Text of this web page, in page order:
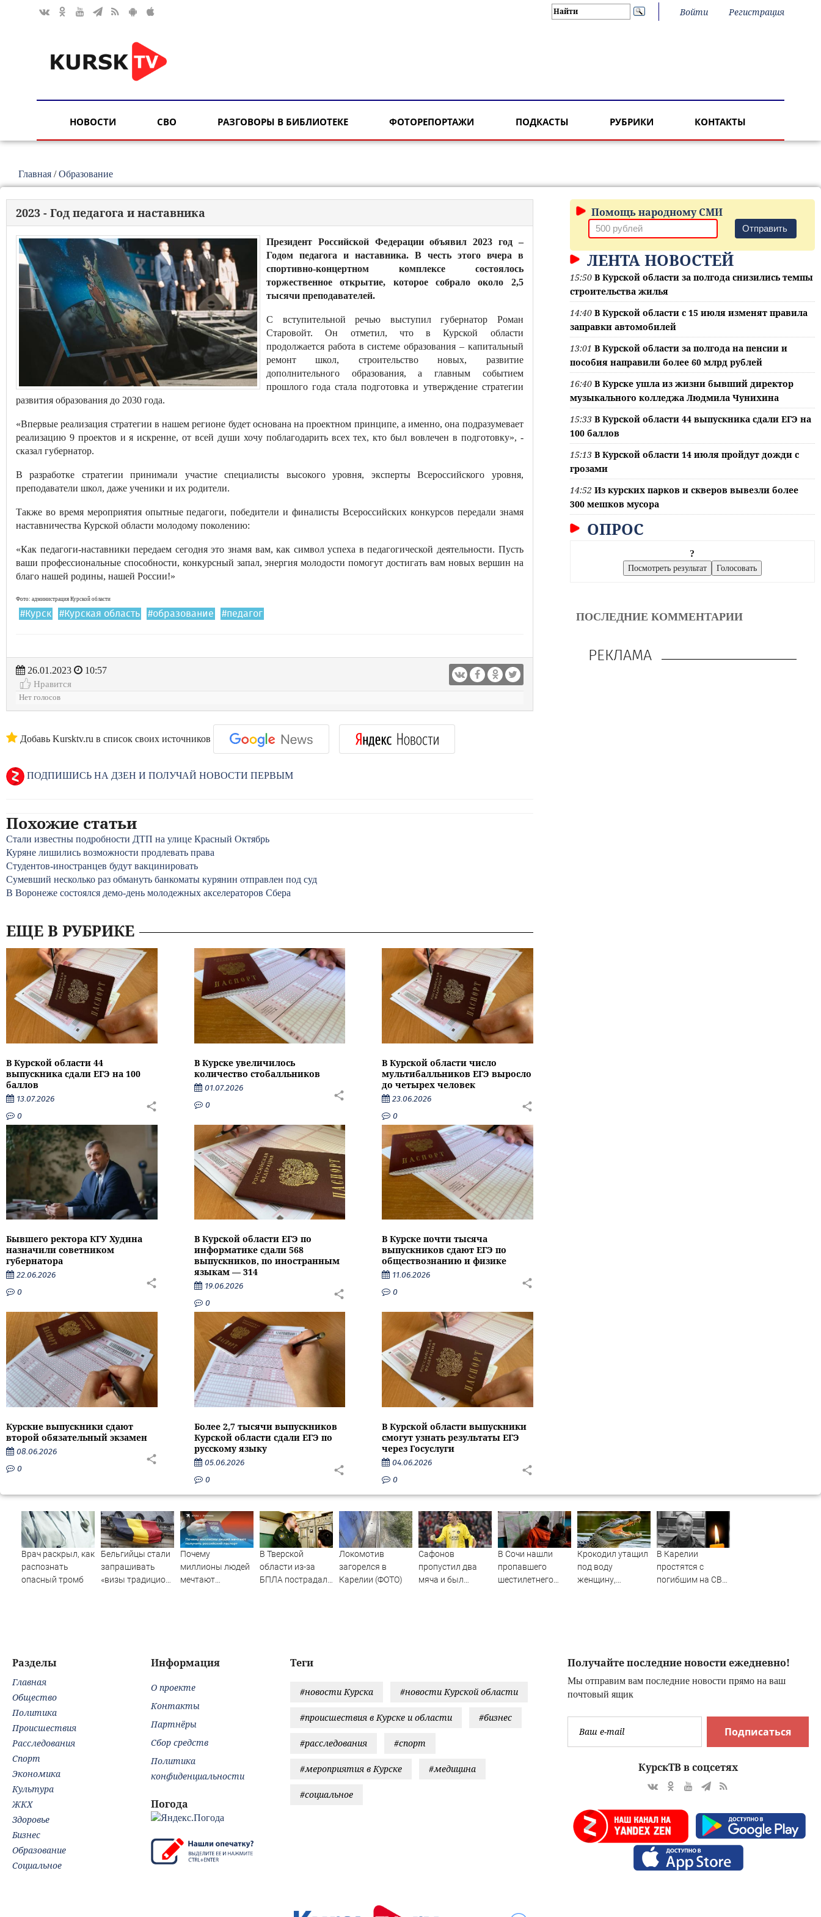
Войти Регистрация
НОВОСТИ СВО РАЗГОВОРЫ В БИБЛИОТЕКЕ ФОТОРЕПОРТАЖИ ПОДКАСТЫ РУБРИКИ КОНТАКТЫ
Главная /Образование
2023 - Год педагога и наставника
Президент Российской Федерации объявил 2023 год –
Годом педагога и наставника. В честь этого вчера в
спортивно-концертном комплексе состоялось
торжественное открытие, которое собрало около 2,5
тысячи преподавателей.
С вступительной речью выступил губернатор Роман
Старовойт. Он отметил, что в Курской области
продолжается работа в системе образования – капитальный
ремонт школ, строительство новых, развитие
дополнительного образования, а главным событием
прошлого года стала подготовка и утверждение стратегии
развития образования до 2030 года.
«Впервые реализация стратегии в нашем регионе будет основана на проектном принципе, а именно, она подразумевает
реализацию 9 проектов и я искренне, от всей души хочу поблагодарить всех тех, кто был вовлечен в подготовку», -
сказал губернатор.
В разработке стратегии принимали участие специалисты высокого уровня, эксперты Всероссийского уровня,
преподаватели школ, даже ученики и их родители.
Также во время мероприятия опытные педагоги, победители и финалисты Всероссийских конкурсов передали знамя
наставничества Курской области молодому поколению:
«Как педагоги-наставники передаем сегодня это знамя вам, как символ успеха в педагогической деятельности. Пусть
ваши профессиональные способности, конкурсный запал, энергия молодости помогут достигать вам новых вершин на
благо нашей родины, нашей России!»
Фото: администрация Курской области
#Курск #Курская область #образование #педагог
26.01.2023
10:57
Нравится
Нет голосов
Добавь Kursktv.ru в список своих источников
ПОДПИШИСЬ НА ДЗЕН И ПОЛУЧАЙ НОВОСТИ ПЕРВЫМ
Похожие статьи
Стали известны подробности ДТП на улице Красный Октябрь
Куряне лишились возможности продлевать права
Студентов-иностранцев будут вакцинировать
Сумевший несколько раз обмануть банкоматы курянин отправлен под суд
В Воронеже состоялся демо-день молодежных акселераторов Сбера
ЕЩЕ В РУБРИКЕ
В Курской области 44
выпускника сдали ЕГЭ на 100
баллов
13.07.2026
0
В Курске увеличилось
количество стобалльников
01.07.2026
0
В Курской области число
мультибалльников ЕГЭ выросло
до четырех человек
23.06.2026
0
Бывшего ректора КГУ Худина
назначили советником
губернатора
22.06.2026
0
В Курской области ЕГЭ по
информатике сдали 568
выпускников, по иностранным
языкам — 314
19.06.2026
0
В Курске почти тысяча
выпускников сдают ЕГЭ по
обществознанию и физике
11.06.2026
0
Курские выпускники сдают
второй обязательный экзамен
08.06.2026
0
Более 2,7 тысячи выпускников
Курской области сдали ЕГЭ по
русскому языку
05.06.2026
0
В Курской области выпускники
смогут узнать результаты ЕГЭ
через Госуслуги
04.06.2026
0
Помощь народному СМИ
Отправить
ЛЕНТА НОВОСТЕЙ
15:50 В Курской области за полгода снизились темпы
строительства жилья
14:40 В Курской области с 15 июля изменят правила
заправки автомобилей
13:01 В Курской области за полгода на пенсии и
пособия направили более 60 млрд рублей
16:40 В Курске ушла из жизни бывший директор
музыкального колледжа Людмила Чунихина
15:33 В Курской области 44 выпускника сдали ЕГЭ на
100 баллов
15:13 В Курской области 14 июля пройдут дожди с
грозами
14:52 Из курских парков и скверов вывезли более
300 мешков мусора
ОПРОС
?
ПОСЛЕДНИЕ КОММЕНТАРИИ
РЕКЛАМА
Врач раскрыл, как
распознать
опасный тромб
Бельгийцы стали
запрашивать
«визы традиционных
Почему
миллионы людей
мечтают
В Тверской
области из-за
БПЛА пострадал
Afanasy.biz –
Локомотив
загорелся в
Карелии (ФОТО)
Сафонов
пропустил два
мяча и был
В Сочи нашли
пропавшего
шестилетнего
Крокодил утащил
под воду
женщину,
В Карелии
простятся с
погибшим на СВО
Получайте последние новости ежедневно!
Мы отправим вам последние новости прямо на ваш
почтовый ящик
Подписаться
КурскТВ в соцсетях
Теги
#новости Курска #новости Курской области
#происшествия в Курске и области #бизнес
#расследования #спорт
#мероприятия в Курске #медицина
#социальное
Разделы
Главная
Общество
Политика
Происшествия
Расследования
Спорт
Экономика
Культура
ЖКХ
Здоровье
Бизнес
Образование
Социальное
Информация
О проекте
Контакты
Партнёры
Сбор средств
Политика
конфиденциальности
Погода